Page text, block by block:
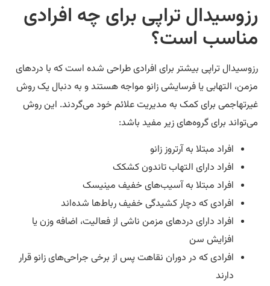
تراپی برای چه افرادی
است؟
تراپی بیشتر برای افرادی طراحی شده است که با دردهای
التهابی یا فرسایشی زانو مواجه هستند و به دنبال یک روش
برای کمک به مدیریت علائم خود می‌گردند. این روش
برای گروه‌های زیر مفید باشد:
افراد مبتلا به آرتروز زانو
افراد دارای التهاب تاندون کشکک
افراد مبتلا به آسیب‌های خفیف مینیسک
افرادی که دچار کشیدگی خفیف رباط‌ها شده‌اند
افراد دارای دردهای مزمن ناشی از فعالیت، اضافه وزن یا
افزایش سن
افرادی که در دوران نقاهت پس از برخی جراحی‌های زانو قرار